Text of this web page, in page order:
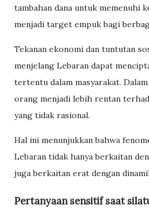
tambahan dana untuk memenuhi
menjadi target empuk bagi
Tekanan ekonomi dan tuntutan
menjelang Lebaran dapat
tertentu dalam masyarakat.
orang menjadi lebih rentan
yang tidak rasional.
Hal ini menunjukkan bahwa
Lebaran tidak hanya berkaitan
juga berkaitan erat dengan
Pertanyaan sensitif saat